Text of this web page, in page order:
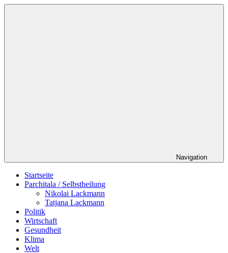
Zum
Navigation
Startseite
Parchitala / Selbstheilung
Nikolai Lackmann
Tatjana Lackmann
Politik
Wirtschaft
Gesundheit
Klima
Welt